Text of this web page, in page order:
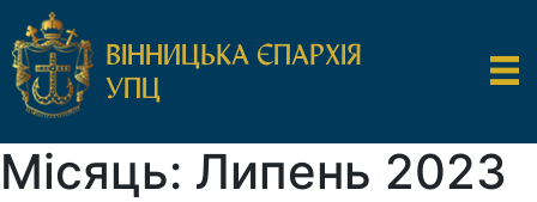
ВІННИЦЬКА ЄПАРХІЯ
УПЦ
Місяць: Липень 2023